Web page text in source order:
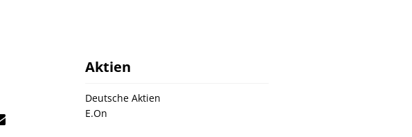
Aktien
Deutsche Aktien
E.On